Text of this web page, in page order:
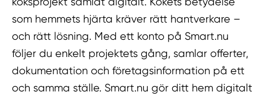
som hemmets hjärta kräver rätt hantverkare –
och rätt lösning. Med ett konto på Smart.nu
följer du enkelt projektets gång, samlar offerter,
dokumentation och företagsinformation på ett
och samma ställe. Smart.nu gör ditt hem digitalt